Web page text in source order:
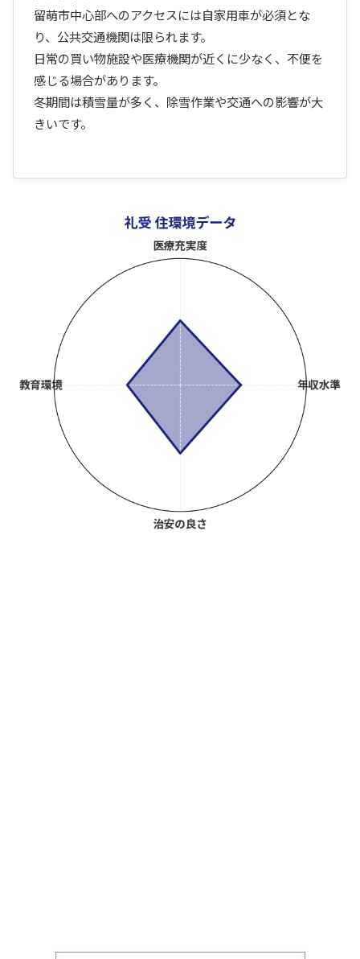
留萌市中心部へのアクセスには自家用車が必須とな
り、公共交通機関は限られます。
日常の買い物施設や医療機関が近くに少なく、不便を
感じる場合があります。
冬期間は積雪量が多く、除雪作業や交通への影響が大
きいです。